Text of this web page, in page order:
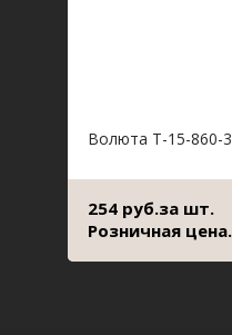
Волюта Т-15-860-
254 руб.за шт.
Розничная цена.